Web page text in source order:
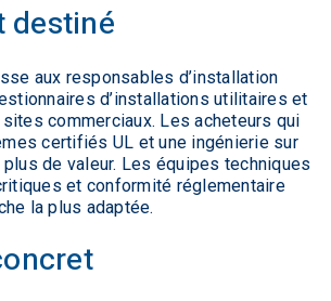
destiné
aux responsables d’installation
d’installations utilitaires et
commerciaux. Les acheteurs qui
certifiés UL et une ingénierie sur
de valeur. Les équipes techniques
et conformité réglementaire
la plus adaptée.